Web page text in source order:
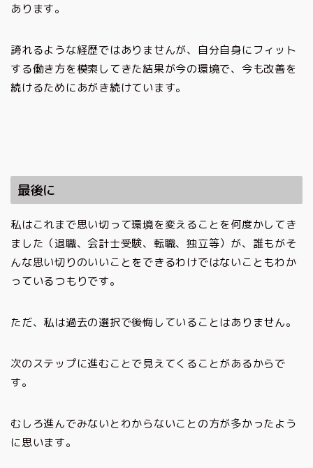
あります。
誇れるような経歴ではありませんが、自分自身にフィット
する働き方を模索してきた結果が今の環境で、今も改善を
続けるためにあがき続けています。
最後に
私はこれまで思い切って環境を変えることを何度かしてき
ました（退職、会計士受験、転職、独立等）が、誰もがそ
んな思い切りのいいことをできるわけではないこともわか
っているつもりです。
ただ、私は過去の選択で後悔していることはありません。
次のステップに進むことで見えてくることがあるからで
す。
むしろ進んでみないとわからないことの方が多かったよう
に思います。